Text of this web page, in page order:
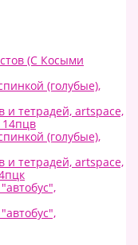
(С Косыми
(голубые),
и тетрадей, artspace,
(голубые),
и тетрадей, artspace,